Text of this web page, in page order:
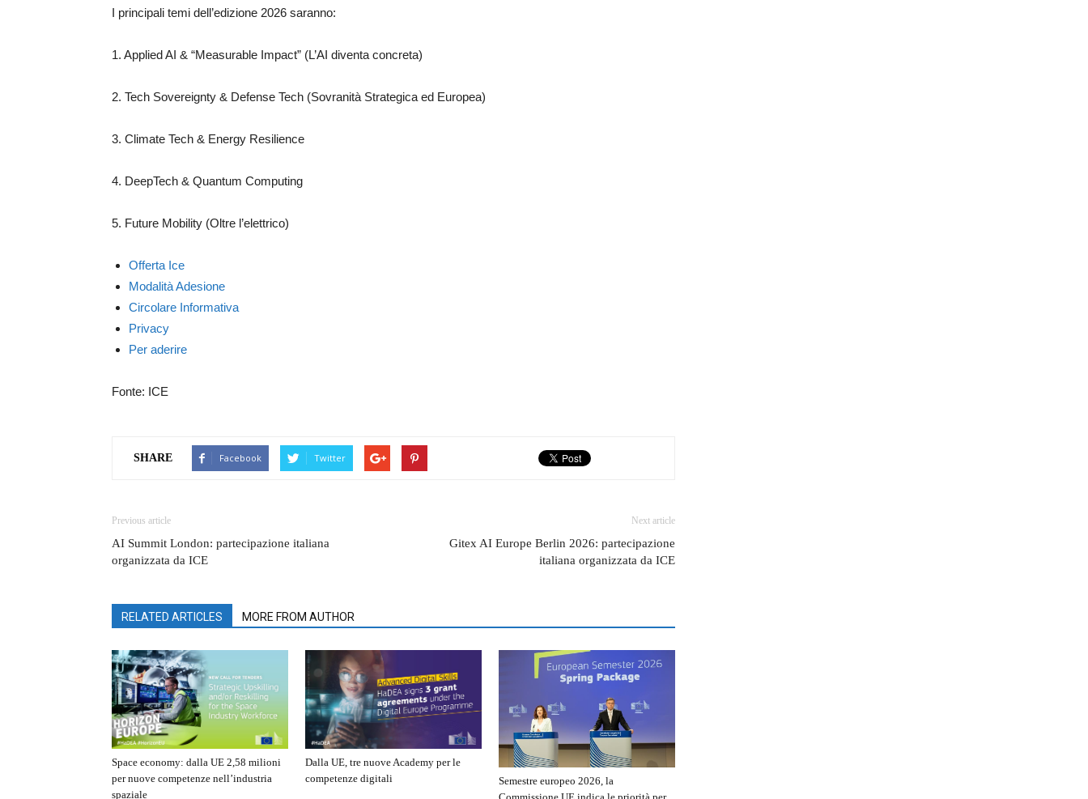
I principali temi dell’edizione 2026 saranno:
1. Applied AI & “Measurable Impact” (L’AI diventa concreta)
2. Tech Sovereignty & Defense Tech (Sovranità Strategica ed Europea)
3. Climate Tech & Energy Resilience
4. DeepTech & Quantum Computing
5. Future Mobility (Oltre l’elettrico)
Offerta Ice
Modalità Adesione
Circolare Informativa
Privacy
Per aderire
Fonte: ICE
SHARE Facebook Twitter
Previous article
AI Summit London: partecipazione italiana
organizzata da ICE
Next article
Gitex AI Europe Berlin 2026: partecipazione
italiana organizzata da ICE
RELATED ARTICLES MORE FROM AUTHOR
Space economy: dalla UE 2,58 milioni
per nuove competenze nell’industria
spaziale
Dalla UE, tre nuove Academy per le
competenze digitali
Semestre europeo 2026, la